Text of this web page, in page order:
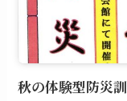
秋の体験型防災